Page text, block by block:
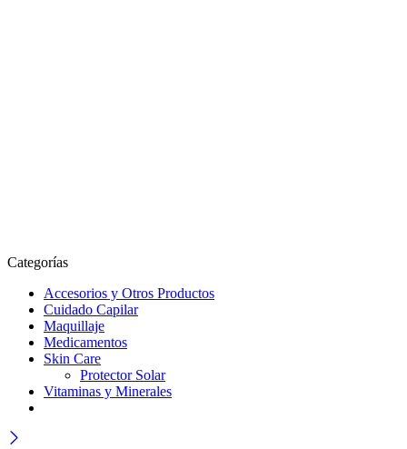
Categorías
Accesorios y Otros Productos
Cuidado Capilar
Maquillaje
Medicamentos
Skin Care
Protector Solar
Vitaminas y Minerales